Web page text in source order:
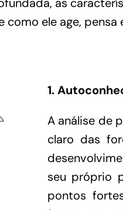
as
ele age,
1.
A análise de
claro das
seu próprio
pontos